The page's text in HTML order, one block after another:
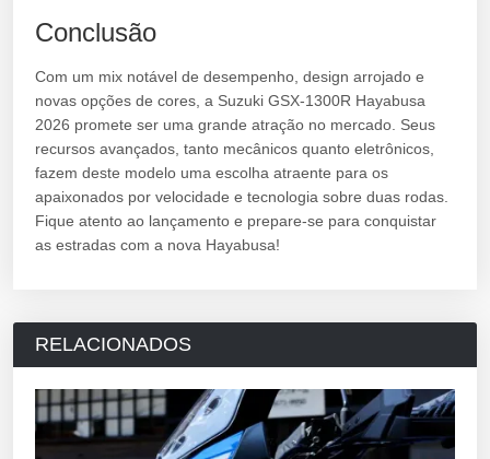
Conclusão
Com um mix notável de desempenho, design arrojado e
novas opções de cores, a Suzuki GSX-1300R Hayabusa
2026 promete ser uma grande atração no mercado. Seus
recursos avançados, tanto mecânicos quanto eletrônicos,
fazem deste modelo uma escolha atraente para os
apaixonados por velocidade e tecnologia sobre duas rodas.
Fique atento ao lançamento e prepare-se para conquistar
as estradas com a nova Hayabusa!
RELACIONADOS